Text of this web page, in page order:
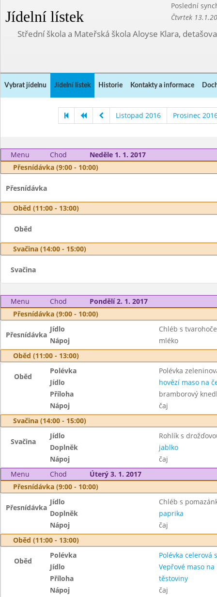
Jídelní lístek
Poslední
Čtvrtek
Střední škola a Mateřská škola Aloyse Klara,
Vybrat jídelnu Jídelní lístek Historie Kontakty a informace
Listopad 2016 Prosinec
Menu Chod
Neděle 1. 1. 2017
Přesnídávka (9:00 - 10:00)
Přesnídávka
Oběd (11:00 - 13:00)
Oběd
Svačina (14:00 - 15:00)
Svačina
Menu Chod
Pondělí 2. 1. 2017
Přesnídávka (9:00 - 10:00)
Přesnídávka
Jídlo
Chléb s
Nápoj
mléko
Oběd (11:00 - 13:00)
Oběd
Polévka
Polévka
Jídlo
hovězí maso na
Příloha
bramborový
Nápoj
čaj
Svačina (14:00 - 15:00)
Svačina
Jídlo
Rohlík s
Doplněk
jablko
Nápoj
čaj
Menu
Chod
Úterý 3. 1. 2017
Přesnídávka (9:00 - 10:00)
Přesnídávka
Jídlo
Chléb s
Doplněk
paprika
Nápoj
čaj
Oběd (11:00 - 13:00)
Oběd
Polévka
Polévka celerová
Jídlo
Vepřové maso
Příloha
těstoviny
Nápoj
čaj